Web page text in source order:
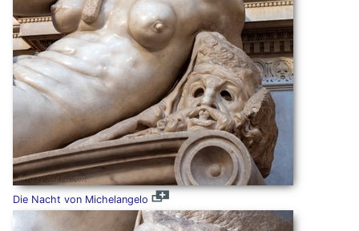
Die Nacht von Michelangelo